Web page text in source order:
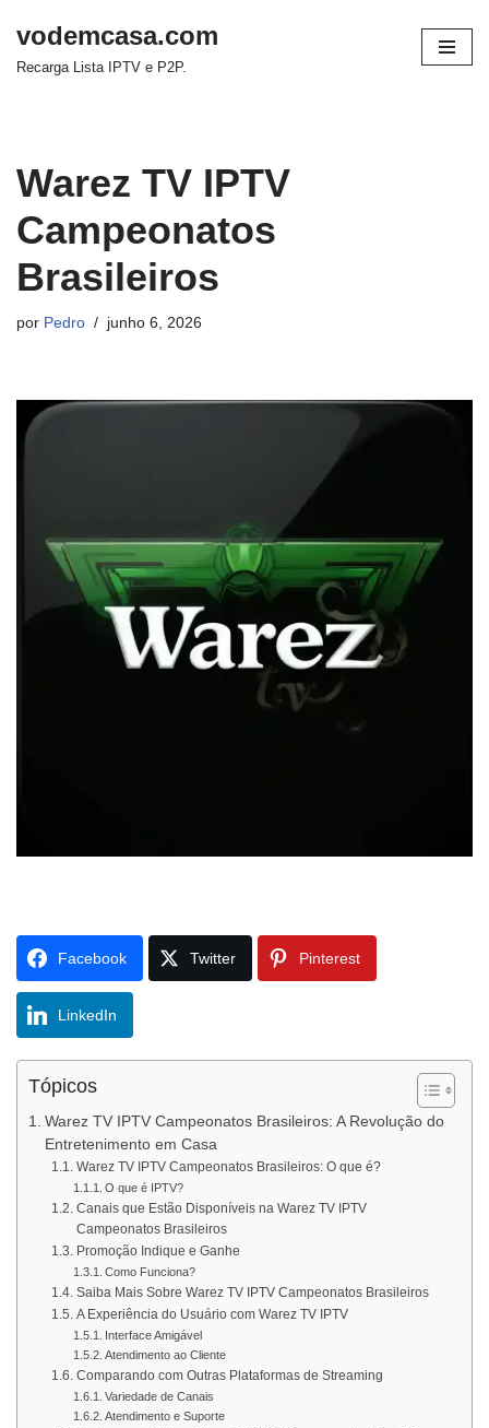
Pular
vodemcasa.com
Recarga Lista IPTV e P2P.
Warez TV IPTV
Campeonatos
Brasileiros
por Pedro junho 6, 2026
Facebook Twitter Pinterest
LinkedIn
Tópicos
Warez TV IPTV Campeonatos Brasileiros: A Revolução do
Entretenimento em Casa
Warez TV IPTV Campeonatos Brasileiros: O que é?
O que é IPTV?
Canais que Estão Disponíveis na Warez TV IPTV
Campeonatos Brasileiros
Promoção Indique e Ganhe
Como Funciona?
Saiba Mais Sobre Warez TV IPTV Campeonatos Brasileiros
A Experiência do Usuário com Warez TV IPTV
Interface Amigável
Atendimento ao Cliente
Comparando com Outras Plataformas de Streaming
Variedade de Canais
Atendimento e Suporte